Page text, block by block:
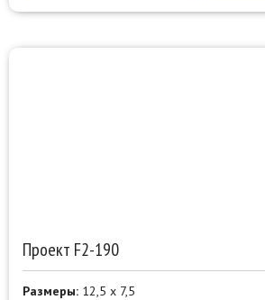
Проект F2-190
Размеры: 12,5 х 7,5